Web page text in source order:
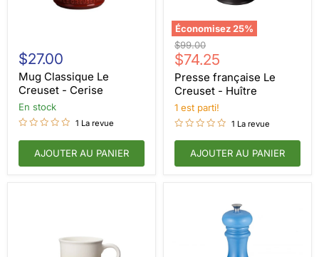
Classique
Le
Creuset
Cerise
$27.00
Mug Classique Le
Creuset - Cerise
en stock
1 La revue
AJOUTER AU PANIER
Économisez 25%
Presse
française
Le
Creuset
Huître
Prix
d'origine
$99.00
Prix
actuel
$74.25
Presse française Le
Creuset - Huître
1 est parti!
1 La revue
AJOUTER AU PANIER